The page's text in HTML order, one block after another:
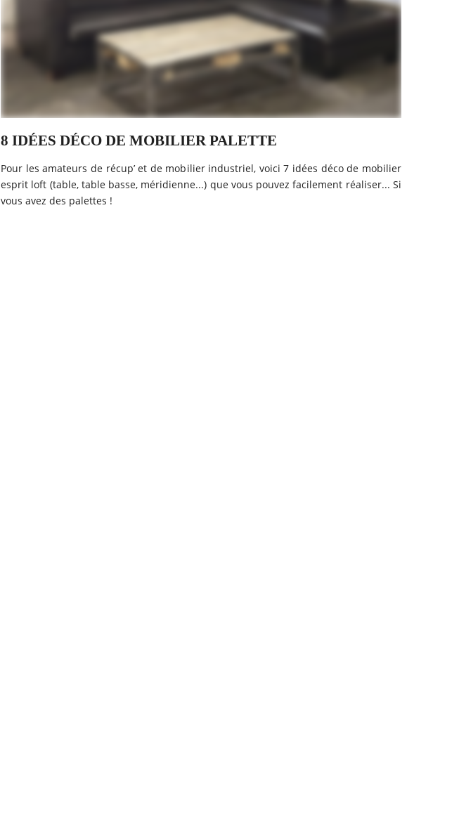
8 IDÉES DÉCO DE MOBILIER PALETTE
Pour les amateurs de récup’ et de mobilier industriel, voici 7 idées déco de mobilier
esprit loft (table, table basse, méridienne...) que vous pouvez facilement réaliser... Si
vous avez des palettes !